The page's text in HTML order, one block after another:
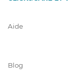
Aide
Blog